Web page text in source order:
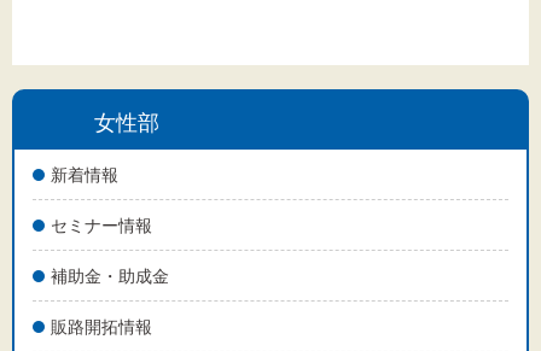
文字サイズ
標準 拡大
女性部
新着情報
セミナー情報
補助金・助成金
販路開拓情報